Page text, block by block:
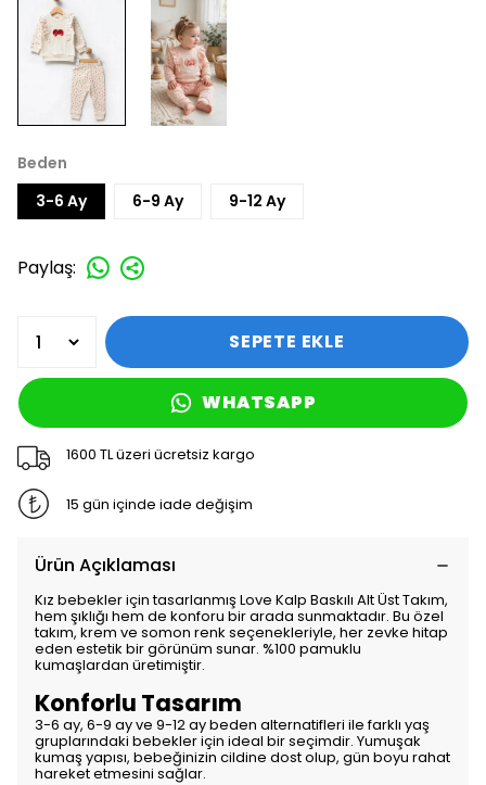
Beden
3-6 Ay
6-9 Ay 9-12 Ay
Paylaş:
SEPETE EKLE
WHATSAPP
1600 TL üzeri ücretsiz kargo
15 gün içinde iade değişim
Ürün Açıklaması
Kız bebekler için tasarlanmış Love Kalp Baskılı Alt Üst Takım,
hem şıklığı hem de konforu bir arada sunmaktadır. Bu özel
takım, krem ve somon renk seçenekleriyle, her zevke hitap
eden estetik bir görünüm sunar. %100 pamuklu
kumaşlardan üretimiştir.
Konforlu Tasarım
3-6 ay, 6-9 ay ve 9-12 ay beden alternatifleri ile farklı yaş
gruplarındaki bebekler için ideal bir seçimdir. Yumuşak
kumaş yapısı, bebeğinizin cildine dost olup, gün boyu rahat
hareket etmesini sağlar.